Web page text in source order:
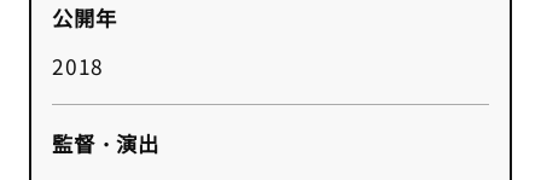
公開年
2018
監督・演出